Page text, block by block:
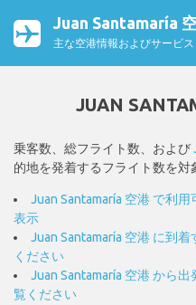
Juan Santamaría
主な空港情報およびサービス
JUAN
乗客数、総フライト数、および
的地を発着するフライト数を対
Juan Santamaría 空港 で利
表示
Juan Santamaría 空港 に到
ください
Juan Santamaría 空港 から
覧ください